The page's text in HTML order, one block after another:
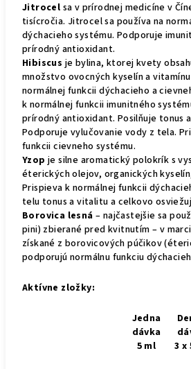
Jitrocel sa v prírodnej medicíne v
tisícročia. Jitrocel sa používa na
dýchacieho systému. Podporuje
prírodný antioxidant.
Hibiscus je bylina, ktorej kvety
množstvo ovocných kyselín a
normálnej funkcii dýchacieho a
k normálnej funkcii imunitného
prírodný antioxidant. Posilňuje tonus
Podporuje vylučovanie vody z tela.
funkcii cievneho systému.
Yzop je silne aromatický polokrík s
éterických olejov, organických
Prispieva k normálnej funkcii
telu tonus a vitalitu a celkovo
Borovica lesná – najčastejšie sa
pini) zbierané pred kvitnutím – v
získané z borovicových púčikov
podporujú normálnu funkciu
Aktívne zložky:
Jedna
dávka
5 ml
3 x